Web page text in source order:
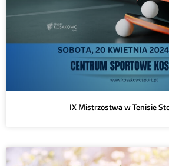
IX Mistrzostwa w Tenisie